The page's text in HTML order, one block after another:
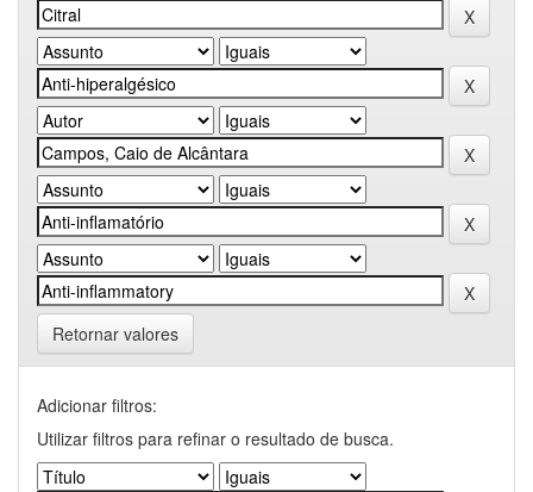
Retornar valores
Adicionar filtros:
Utilizar filtros para refinar o resultado de busca.